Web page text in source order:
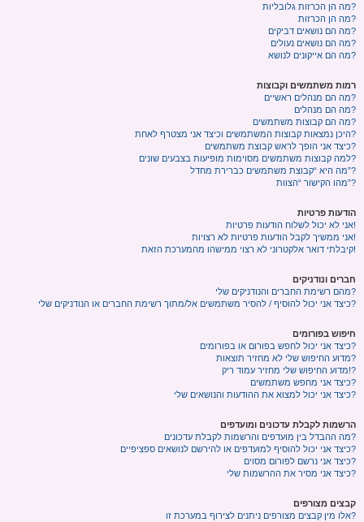
מה הן הכרזות גלובליות?
מה הן הכרזות?
מה הם נושאים דביקים?
מה הם נושאים נעולים?
מה הם אייקונים לנושא?
רמות משתמשים וקבוצות
מה הם מנהלים ראשיים?
מה הם מנהלים?
מה הם קבוצות משתמשים?
היכן נמצאות קבוצות המשתמשים וכיצד אני מצטרף לאחת?
כיצד אני הופך לראש קבוצת משתמשים?
למה קבוצות משתמשים מסוימות מופיעות בצבעים שונים?
מה היא “קבוצת משתמשים כברירת מחדל”?
מהו הקישור “הצוות”?
הודעות פרטיות
אני לא יכול לשלוח הודעות פרטיות!
אני ממשיך לקבל הודעות פרטיות לא רצויות!
קיבלתי דואר אלקטרוני לא רצוי ממישהו מהמערכת הזאת!
חברים ונודניקים
מהם רשימת החברים והנודניקים שלי?
כיצד אני יכול להוסיף / להסיר משתמשים אל/מתוך רשימת החברים או הנודניקים שלי?
חיפוש בפורומים
כיצד אני יכול לחפש בפורום או בפורומים?
מדוע החיפוש שלי לא מחזיר תוצאות?
מדוע החיפוש שלי מחזיר עמוד ריק!?
כיצד אני מחפש משתמשים?
כיצד אני יכול למצוא את ההודעות והנושאים שלי?
הרשמות לקבלת עדכונים ומועדפים
מה ההבדל בין מועדפים והרשמות לקבלת עדכונים?
כיצד אני יכול להוסיף למועדפים או להירשם לנושאים ספציפיים?
כיצד אני נרשם לפורום מסוים?
כיצד אני מסיר את ההרשמות שלי?
קבצים מצורפים
אלו מין קבצים מצורפים ניתנים לצירוף במערכת זו?